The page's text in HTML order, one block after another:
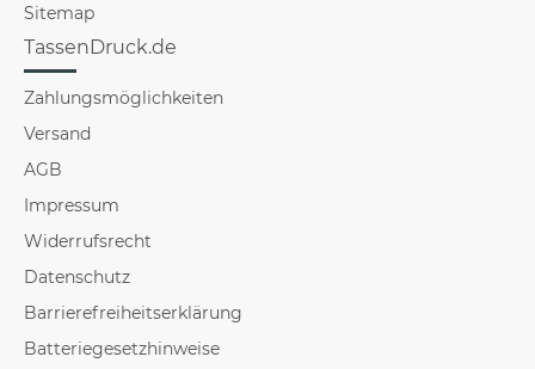
Sitemap
TassenDruck.de
Zahlungsmöglichkeiten
Versand
AGB
Impressum
Widerrufsrecht
Datenschutz
Barrierefreiheitserklärung
Batteriegesetzhinweise